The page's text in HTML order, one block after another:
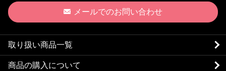
メールでのお問い合わせ
取り扱い商品一覧
商品の購入について